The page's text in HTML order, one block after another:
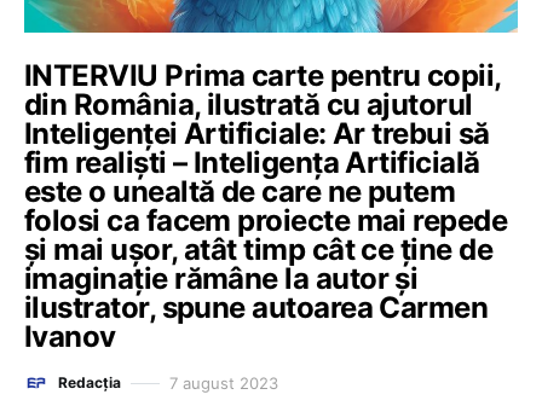
INTERVIU Prima carte pentru copii,
din România, ilustrată cu ajutorul
Inteligenței Artificiale: Ar trebui să
fim realiști – Inteligența Artificială
este o unealtă de care ne putem
folosi ca facem proiecte mai repede
și mai ușor, atât timp cât ce ține de
imaginație rămâne la autor și
ilustrator, spune autoarea Carmen
Ivanov
Redacția 7 august 2023